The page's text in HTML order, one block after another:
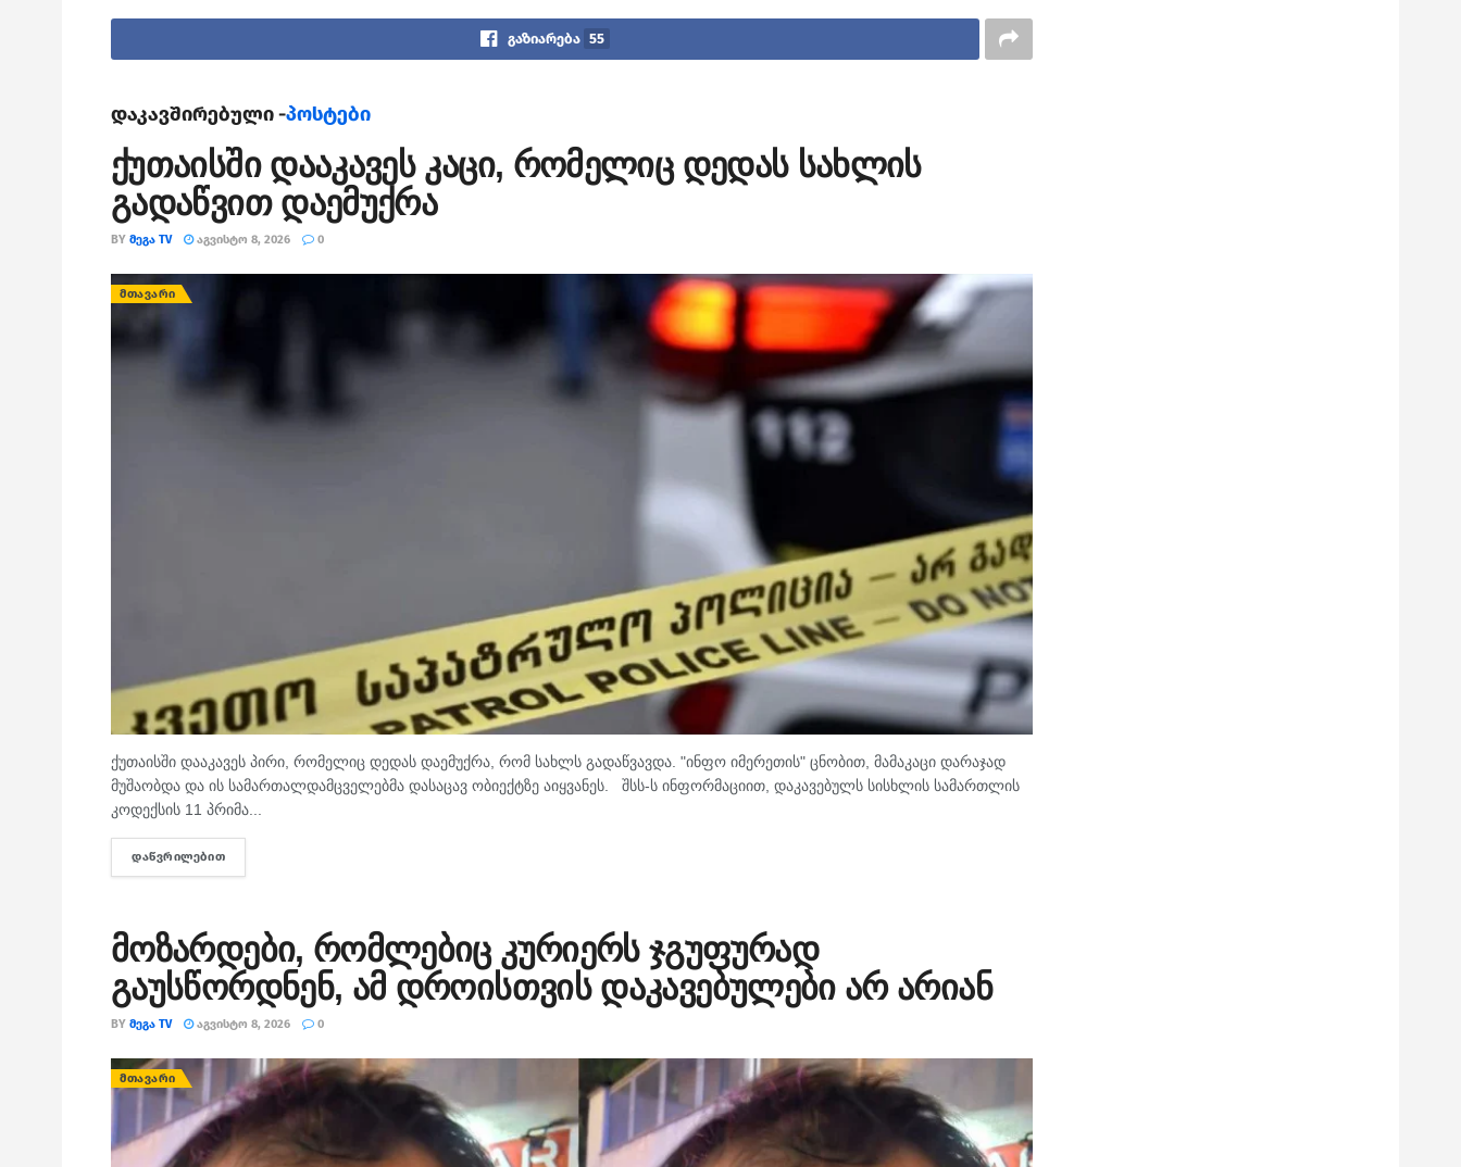
გაზიარება 55
დაკავშირებული -პოსტები
ქუთაისში დააკავეს კაცი, რომელიც დედას სახლის
გადაწვით დაემუქრა
BY ᲛᲔᲒᲐ TV ᲐᲒᲕᲘᲡᲢᲝ 8, 2026 0
ᲛᲗᲐᲕᲐᲠᲘ
ქუთაისში დააკავეს პირი, რომელიც დედას დაემუქრა, რომ სახლს გადაწვავდა. "ინფო იმერეთის" ცნობით, მამაკაცი დარაჯად
მუშაობდა და ის სამართალდამცველებმა დასაცავ ობიექტზე აიყვანეს. შსს-ს ინფორმაციით, დაკავებულს სისხლის სამართლის
კოდექსის 11 პრიმა...
ᲓᲐᲬᲕᲠᲘᲚᲔᲑᲘᲗ
მოზარდები, რომლებიც კურიერს ჯგუფურად
გაუსწორდნენ, ამ დროისთვის დაკავებულები არ არიან
BY ᲛᲔᲒᲐ TV ᲐᲒᲕᲘᲡᲢᲝ 8, 2026 0
ᲛᲗᲐᲕᲐᲠᲘ